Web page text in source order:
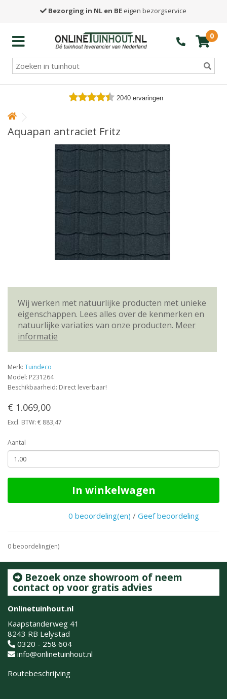
Bezorging in NL en BE eigen bezorgservice
0
2040 ervaringen
Aquapan antraciet Fritz
Wij werken met natuurlijke producten met unieke
eigenschappen. Lees alles over de kenmerken en
natuurlijke variaties van onze producten. Meer
informatie
Merk: Tuindeco
Model: P231264
Beschikbaarheid: Direct leverbaar!
€ 1.069,00
Excl. BTW: € 883,47
Aantal
In winkelwagen
0 beoordeling(en) / Geef beoordeling
0 beoordeling(en)
Bezoek onze showroom of neem
contact op voor gratis advies
Onlinetuinhout.nl
Kaapstanderweg 41
8243 RB Lelystad
0320 - 258 604
info@onlinetuinhout.nl
Routebeschrijving